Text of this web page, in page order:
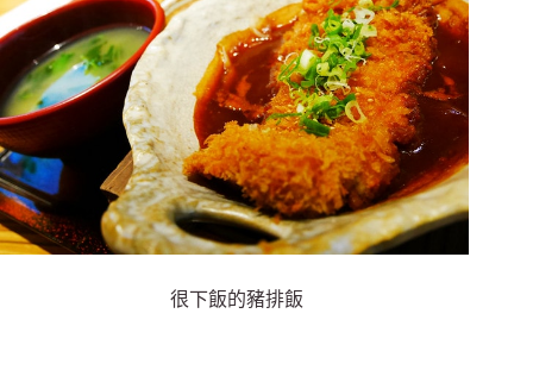
很下飯的豬排飯